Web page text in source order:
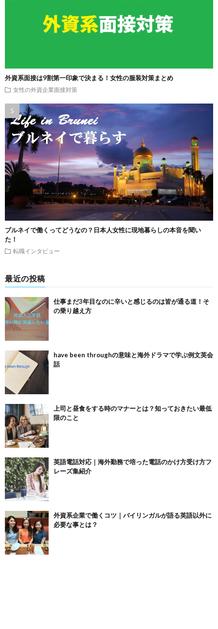
外資系面接は9割第一印象で決まる！女性の服装対策まとめ
女性の外資企業面接対策
ブルネイで働くってどうなの？日本人女性に現地暮らしの本音を聞い
た！
転職インタビュー
最近の投稿
仕事まだ3年目なのに辛いと感じるのは皆が通る道！そ
の乗り越え方
have been throughの意味と海外ドラマで学ぶ例文英会
話
上司と昼食をする時のマナーとは？知っておきたい最低
限のこと
英語電話対応｜海外勤務で培った電話のかけ方受け方フ
レーズ集紹介
外資系企業で働くコツ｜バイリンガルが語る英語以外に
必要な事とは？